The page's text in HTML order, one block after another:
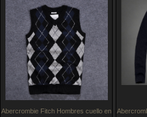
Abercrombie Fitch Hombres cuello en